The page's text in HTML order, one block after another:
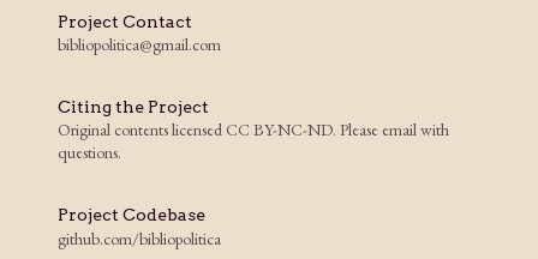
Project Contact
bibliopolitica@gmail.com
Citing the Project
Original contents licensed CC BY-NC-ND. Please email with
questions.
Project Codebase
github.com/bibliopolitica